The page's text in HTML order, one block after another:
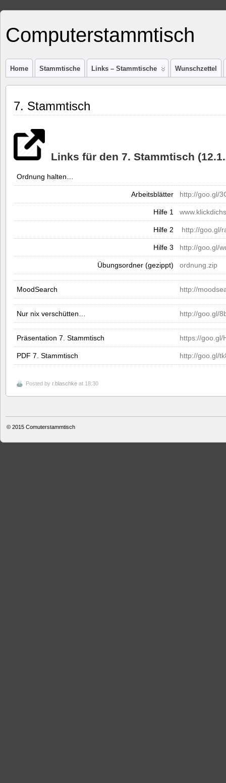
Computerstammtisch
Home Stammtische Links – Stammtische Wunschzettel
7. Stammtisch
Links für den 7. Stammtisch
Ordnung halten…
Arbeitsblätter http://goo.gl/
Hilfe 1
Hilfe 2 http://goo.gl/
Hilfe 3 http://goo.gl/
Übungsordner (gezippt) ordnung.zip
MoodSearch http://
Nur nix verschütten… http://goo.gl/
Präsentation 7. Stammtisch https://goo.gl/
PDF 7. Stammtisch http://goo.gl/
Posted by r.blaschke at 18:30
© 2015 Comuterstammtisch